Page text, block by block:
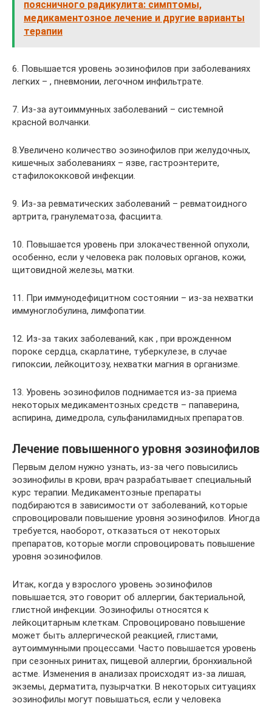
поясничного радикулита: симптомы,
медикаментозное лечение и другие варианты
терапии
6. Повышается уровень эозинофилов при заболеваниях
легких – , пневмонии, легочном инфильтрате.
7. Из-за аутоиммунных заболеваний – системной
красной волчанки.
8.Увеличено количество эозинофилов при желудочных,
кишечных заболеваниях – язве, гастроэнтерите,
стафилококковой инфекции.
9. Из-за ревматических заболеваний – ревматоидного
артрита, гранулематоза, фасциита.
10. Повышается уровень при злокачественной опухоли,
особенно, если у человека рак половых органов, кожи,
щитовидной железы, матки.
11. При иммунодефицитном состоянии – из-за нехватки
иммуноглобулина, лимфопатии.
12. Из-за таких заболеваний, как , при врожденном
пороке сердца, скарлатине, туберкулезе, в случае
гипоксии, лейкоцитозу, нехватки магния в организме.
13. Уровень эозинофилов поднимается из-за приема
некоторых медикаментозных средств – папаверина,
аспирина, димедрола, сульфаниламидных препаратов.
Лечение повышенного уровня эозинофилов
Первым делом нужно узнать, из-за чего повысились
эозинофилы в крови, врач разрабатывает специальный
курс терапии. Медикаментозные препараты
подбираются в зависимости от заболеваний, которые
спровоцировали повышение уровня эозинофилов. Иногда
требуется, наоборот, отказаться от некоторых
препаратов, которые могли спровоцировать повышение
уровня эозинофилов.
Итак, когда у взрослого уровень эозинофилов
повышается, это говорит об аллергии, бактериальной,
глистной инфекции. Эозинофилы относятся к
лейкоцитарным клеткам. Спровоцировано повышение
может быть аллергической реакцией, глистами,
аутоиммунными процессами. Часто повышается уровень
при сезонных ринитах, пищевой аллергии, бронхиальной
астме. Изменения в анализах происходят из-за лишая,
экземы, дерматита, пузырчатки. В некоторых ситуациях
эозинофилы могут повышаться, если у человека